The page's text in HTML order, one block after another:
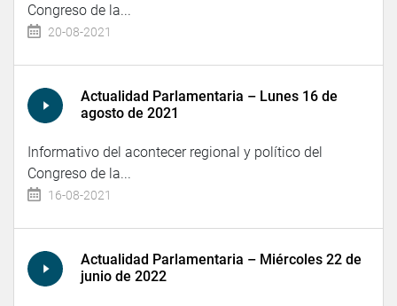
Congreso de la...
20-08-2021
Actualidad Parlamentaria – Lunes 16 de
agosto de 2021
Informativo del acontecer regional y político del
Congreso de la...
16-08-2021
Actualidad Parlamentaria – Miércoles 22 de
junio de 2022